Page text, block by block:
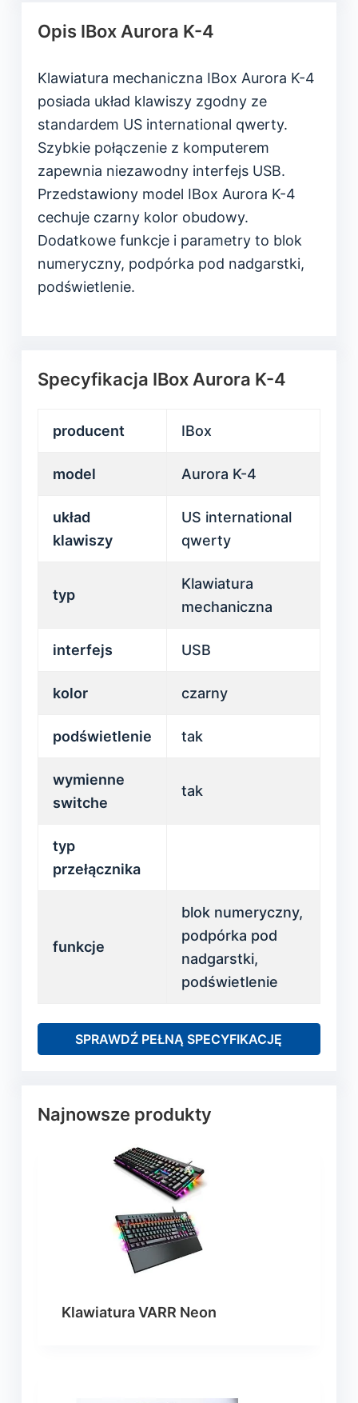
Opis IBox Aurora K-4
Klawiatura mechaniczna IBox Aurora K-4
posiada układ klawiszy zgodny ze
standardem US international qwerty.
Szybkie połączenie z komputerem
zapewnia niezawodny interfejs USB.
Przedstawiony model IBox Aurora K-4
cechuje czarny kolor obudowy.
Dodatkowe funkcje i parametry to blok
numeryczny, podpórka pod nadgarstki,
podświetlenie.
Specyfikacja IBox Aurora K-4
producent IBox
model Aurora K-4
układ
klawiszy
US international
qwerty
typ
Klawiatura
mechaniczna
interfejs USB
kolor czarny
podświetlenie tak
wymienne
switche
tak
typ
przełącznika
funkcje
blok numeryczny,
podpórka pod
nadgarstki,
podświetlenie
SPRAWDŹ PEŁNĄ SPECYFIKACJĘ
Najnowsze produkty
Klawiatura VARR Neon